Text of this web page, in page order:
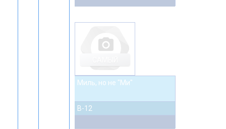
photo_camera
Миль, но не "Ми"
В-12